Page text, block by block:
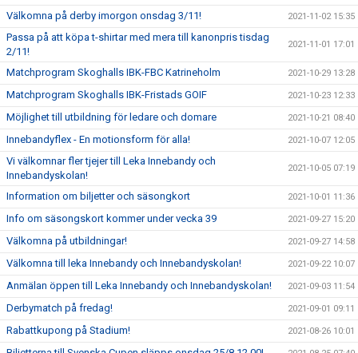
Välkomna på derby imorgon onsdag 3/11! 2021-11-02 15:35
Passa på att köpa t-shirtar med mera till kanonpris tisdag
2/11!
2021-11-01 17:01
Matchprogram Skoghalls IBK-FBC Katrineholm 2021-10-29 13:28
Matchprogram Skoghalls IBK-Fristads GOIF 2021-10-23 12:33
Möjlighet till utbildning för ledare och domare 2021-10-21 08:40
Innebandyflex - En motionsform för alla! 2021-10-07 12:05
Vi välkomnar fler tjejer till Leka Innebandy och
Innebandyskolan!
2021-10-05 07:19
Information om biljetter och säsongkort 2021-10-01 11:36
Info om säsongskort kommer under vecka 39 2021-09-27 15:20
Välkomna på utbildningar! 2021-09-27 14:58
Välkomna till leka Innebandy och Innebandyskolan! 2021-09-22 10:07
Anmälan öppen till Leka Innebandy och Innebandyskolan! 2021-09-03 11:54
Derbymatch på fredag! 2021-09-01 09:11
Rabattkupong på Stadium! 2021-08-26 10:01